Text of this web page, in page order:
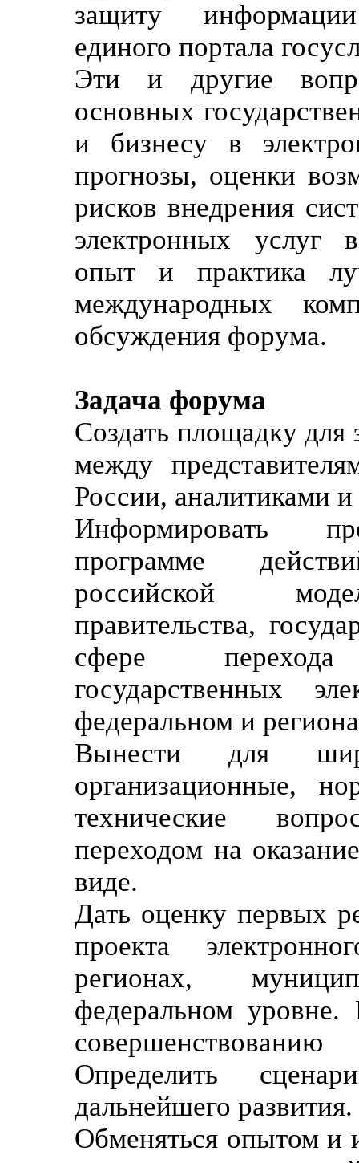
защиту
единого портала
Эти и другие
основных
и бизнесу в
прогнозы, оценки
рисков внедрения
электронных услуг
опыт и практика
международных
обсуждения форума.
Задача форума
Создать площадку для
между
России, аналитиками
Информировать
программе
российской
правительства,
сфере
государственных
федеральном и
Вынести для
организационные,
технические
переходом на
виде.
Дать оценку первых
проекта
регионах,
федеральном
Определить
дальнейшего развития.
Обменяться опытом и